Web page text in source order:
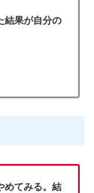
結果が自分の
めてみる。結